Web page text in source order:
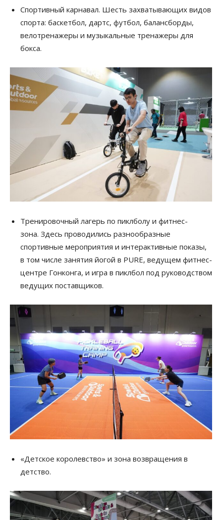
Спортивный карнавал. Шесть захватывающих видов
спорта: баскетбол, дартс, футбол, балансборды,
велотренажеры и музыкальные тренажеры для
бокса.
Тренировочный лагерь по пиклболу и фитнес-
зона. Здесь проводились разнообразные
спортивные мероприятия и интерактивные показы,
в том числе занятия йогой в PURE, ведущем фитнес-
центре Гонконга, и игра в пиклбол под руководством
ведущих поставщиков.
«Детское королевство» и зона возвращения в
детство.